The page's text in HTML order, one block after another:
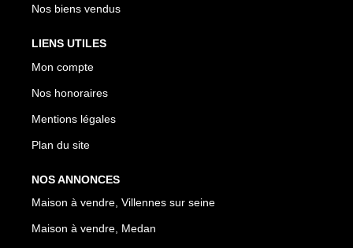
Nos biens vendus
LIENS UTILES
Mon compte
Nos honoraires
Mentions légales
Plan du site
NOS ANNONCES
Maison à vendre, Villennes sur seine
Maison à vendre, Medan